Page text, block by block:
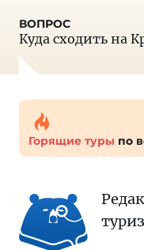
Куда сходить на
Горящие туры по